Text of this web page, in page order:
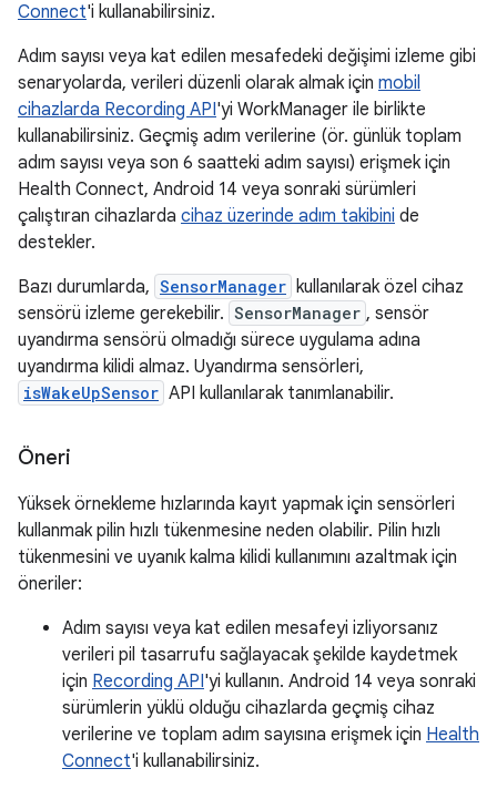
Connect'i kullanabilirsiniz.
Adım sayısı veya kat edilen mesafedeki değişimi izleme gibi
senaryolarda, verileri düzenli olarak almak için mobil
cihazlarda Recording API'yi WorkManager ile birlikte
kullanabilirsiniz. Geçmiş adım verilerine (ör. günlük toplam
adım sayısı veya son 6 saatteki adım sayısı) erişmek için
Health Connect, Android 14 veya sonraki sürümleri
çalıştıran cihazlarda cihaz üzerinde adım takibini de
destekler.
Bazı durumlarda, SensorManager kullanılarak özel cihaz
sensörü izleme gerekebilir. SensorManager , sensör
uyandırma sensörü olmadığı sürece uygulama adına
uyandırma kilidi almaz. Uyandırma sensörleri,
isWakeUpSensor API kullanılarak tanımlanabilir.
Öneri
Yüksek örnekleme hızlarında kayıt yapmak için sensörleri
kullanmak pilin hızlı tükenmesine neden olabilir. Pilin hızlı
tükenmesini ve uyanık kalma kilidi kullanımını azaltmak için
öneriler:
Adım sayısı veya kat edilen mesafeyi izliyorsanız
verileri pil tasarrufu sağlayacak şekilde kaydetmek
için Recording API'yi kullanın. Android 14 veya sonraki
sürümlerin yüklü olduğu cihazlarda geçmiş cihaz
verilerine ve toplam adım sayısına erişmek için Health
Connect'i kullanabilirsiniz.